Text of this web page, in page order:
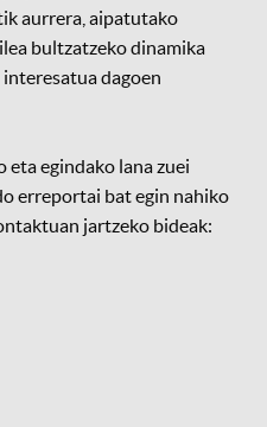
aurrera, aipatutako
bultzatzeko dinamika
dagoen
egindako lana zuei
erreportai bat egin nahiko
jartzeko bideak: